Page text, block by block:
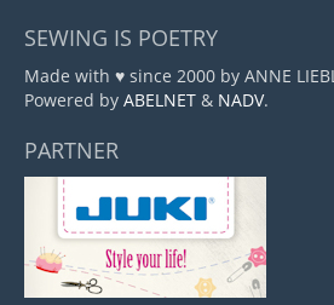
SEWING IS POETRY
Made with ♥ since 2000 by ANNE
Powered by ABELNET & NADV.
PARTNER